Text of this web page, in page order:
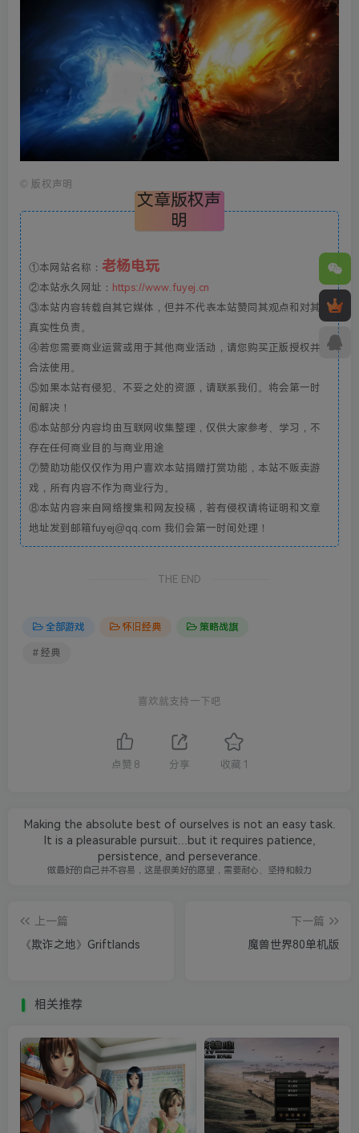
© 版权声明
文章版权声
明
①本网站名称： 老杨电玩
②本站永久网址： https://www.fuyej.cn
③本站内容转载自其它媒体，但并不代表本站赞同其观点和对其
真实性负责。
④若您需要商业运营或用于其他商业活动，请您购买正版授权并
合法使用。
⑤如果本站有侵犯、不妥之处的资源，请联系我们。将会第一时
间解决！
⑥本站部分内容均由互联网收集整理，仅供大家参考、学习，不
存在任何商业目的与商业用途
⑦赞助功能仅仅作为用户喜欢本站捐赠打赏功能，本站不贩卖游
戏，所有内容不作为商业行为。
⑧本站内容来自网络搜集和网友投稿，若有侵权请将证明和文章
地址发到邮箱fuyej@qq.com 我们会第一时间处理！
THE END
全部游戏 怀旧经典 策略战旗
# 经典
喜欢就支持一下吧
点赞 8 分享 收藏 1
Making the absolute best of ourselves is not an easy task.
It is a pleasurable pursuit...but it requires patience,
persistence, and perseverance.
做最好的自己并不容易，这是很美好的愿望，需要耐心、坚持和毅力
上一篇
《欺诈之地》Griftlands
下一篇
魔兽世界80单机版
相关推荐